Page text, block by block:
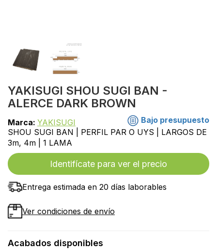
YAKISUGI SHOU SUGI BAN -
ALERCE DARK BROWN
Marca: YAKISUGI
Bajo presupuesto
SHOU SUGI BAN | PERFIL PAR O UYS | LARGOS DE
3m, 4m | 1 LAMA
Identifícate para ver el precio
Entrega estimada en 20 días laborables
Ver condiciones de envío
Acabados disponibles